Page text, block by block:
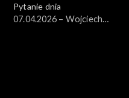
Pytanie dnia
07.04.2026 – Wojciech